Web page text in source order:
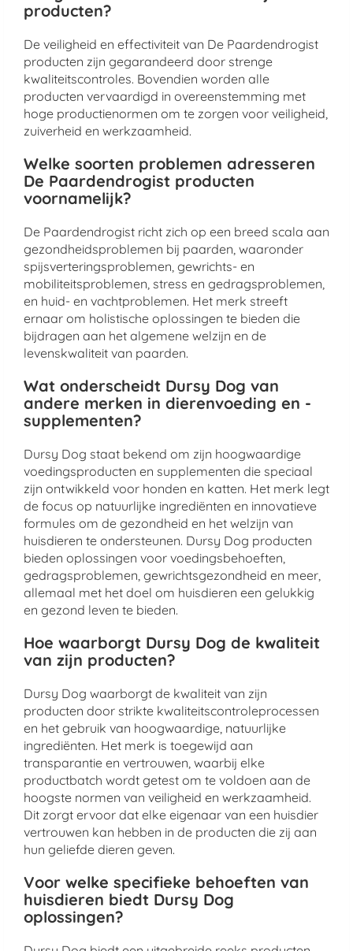
producten?
De veiligheid en effectiviteit van De Paardendrogist
producten zijn gegarandeerd door strenge
kwaliteitscontroles. Bovendien worden alle
producten vervaardigd in overeenstemming met
hoge productienormen om te zorgen voor veiligheid,
zuiverheid en werkzaamheid.
Welke soorten problemen adresseren
De Paardendrogist producten
voornamelijk?
De Paardendrogist richt zich op een breed scala aan
gezondheidsproblemen bij paarden, waaronder
spijsverteringsproblemen, gewrichts- en
mobiliteitsproblemen, stress en gedragsproblemen,
en huid- en vachtproblemen. Het merk streeft
ernaar om holistische oplossingen te bieden die
bijdragen aan het algemene welzijn en de
levenskwaliteit van paarden.
Wat onderscheidt Dursy Dog van
andere merken in dierenvoeding en -
supplementen?
Dursy Dog staat bekend om zijn hoogwaardige
voedingsproducten en supplementen die speciaal
zijn ontwikkeld voor honden en katten. Het merk legt
de focus op natuurlijke ingrediënten en innovatieve
formules om de gezondheid en het welzijn van
huisdieren te ondersteunen. Dursy Dog producten
bieden oplossingen voor voedingsbehoeften,
gedragsproblemen, gewrichtsgezondheid en meer,
allemaal met het doel om huisdieren een gelukkig
en gezond leven te bieden.
Hoe waarborgt Dursy Dog de kwaliteit
van zijn producten?
Dursy Dog waarborgt de kwaliteit van zijn
producten door strikte kwaliteitscontroleprocessen
en het gebruik van hoogwaardige, natuurlijke
ingrediënten. Het merk is toegewijd aan
transparantie en vertrouwen, waarbij elke
productbatch wordt getest om te voldoen aan de
hoogste normen van veiligheid en werkzaamheid.
Dit zorgt ervoor dat elke eigenaar van een huisdier
vertrouwen kan hebben in de producten die zij aan
hun geliefde dieren geven.
Voor welke specifieke behoeften van
huisdieren biedt Dursy Dog
oplossingen?